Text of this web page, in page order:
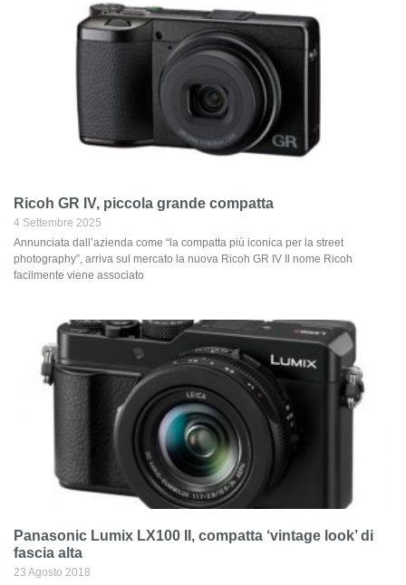
Ricoh GR IV, piccola grande compatta
4 Settembre 2025
Annunciata dall’azienda come “la compatta più iconica per la street
photography”, arriva sul mercato la nuova Ricoh GR IV Il nome Ricoh
facilmente viene associato
Panasonic Lumix LX100 II, compatta ‘vintage look’ di
fascia alta
23 Agosto 2018